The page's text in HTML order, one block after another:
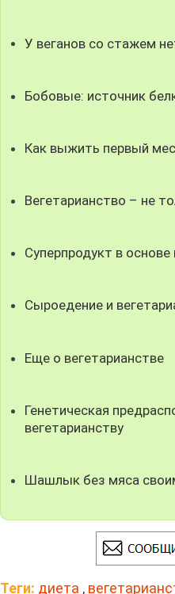
У веганов со стажем
Бобовые: источник
Как выжить первый
Вегетарианство – не
Суперпродукт в основе
Сыроедение и
Еще о вегетарианстве
Генетическая
вегетарианству
Шашлык без мяса
Теги: диета ,